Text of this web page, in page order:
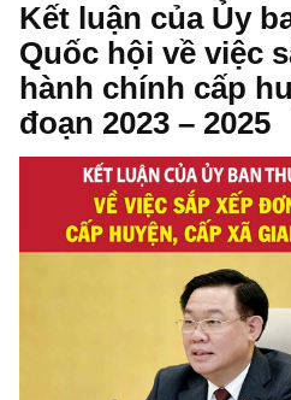
Kết luận của Ủy
Quốc hội về việc
hành chính cấp
đoạn 2023 – 2025